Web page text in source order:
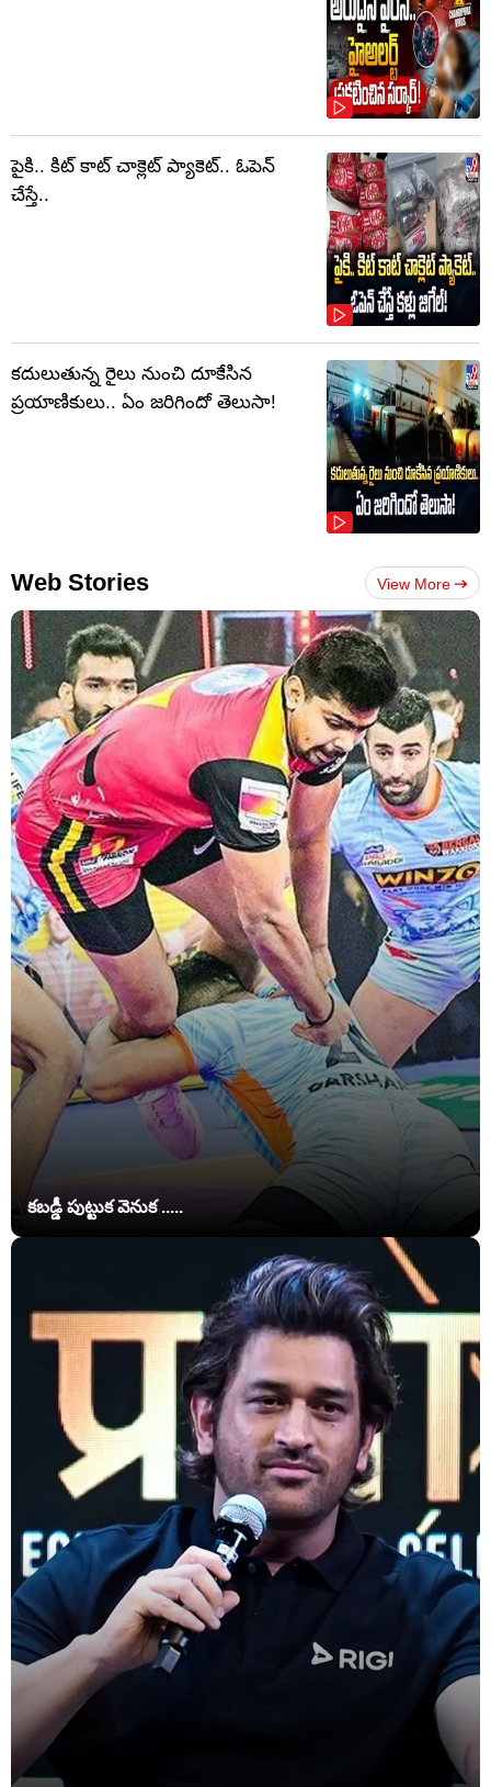
పైకి.. కిట్‌ కాట్‌ చాక్లెట్ ప్యాకెట్‌.. ఓపెన్‌
చేస్తే..
కదులుతున్న రైలు నుంచి దూకేసిన
ప్రయాణికులు.. ఏం జరిగిందో తెలుసా!
Web Stories View More
కబడ్డీ పుట్టుక వెనుక .....